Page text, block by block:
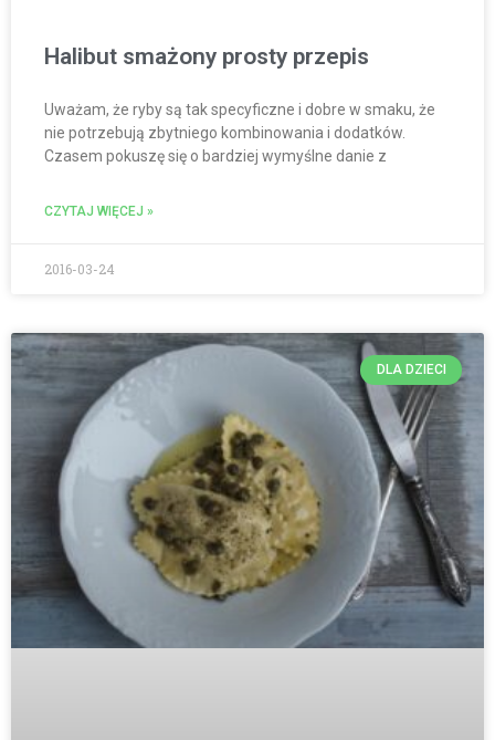
Halibut smażony prosty przepis
Uważam, że ryby są tak specyficzne i dobre w smaku, że
nie potrzebują zbytniego kombinowania i dodatków.
Czasem pokuszę się o bardziej wymyślne danie z
CZYTAJ WIĘCEJ »
2016-03-24
DLA DZIECI